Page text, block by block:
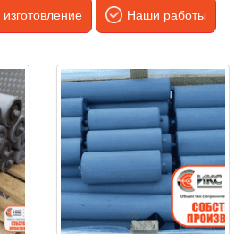
Наши работы